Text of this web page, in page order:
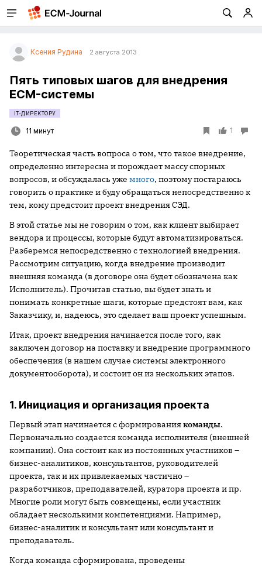
Ксения Рудина 2 августа 2013
Пять типовых шагов для внедрения
ECM-системы
IT-ДИРЕКТОРУ
11 минут 1
Теоретическая часть вопроса о том, что такое внедрение,
определенно интересна и порождает массу спорных
вопросов, и обсуждалась уже много, поэтому постараюсь
говорить о практике и буду обращаться непосредственно к
тем, кому предстоит проект внедрения СЭД.
В этой статье мы не говорим о том, как клиент выбирает
вендора и процессы, которые будут автоматизироваться.
Разберемся непосредственно с технологией внедрения.
Рассмотрим ситуацию, когда внедрение производит
внешняя команда (в договоре она будет обозначена как
Исполнитель). Прочитав статью, вы будет знать и
понимать конкретные шаги, которые предстоят вам, как
Заказчику, и, надеюсь, это сделает ваш проект успешным.
Итак, проект внедрения начинается после того, как
заключен договор на поставку и внедрение программного
обеспечения (в нашем случае системы электронного
документооборота), и состоит он из нескольких этапов.
1. Инициация и организация проекта
Первый этап начинается с формированиякоманды.
Первоначально создается команда исполнителя (внешней
компании). Она состоит как из постоянных участников –
бизнес-аналитиков, консультантов, руководителей
проекта, так и их привлекаемых частично –
разработчиков, преподавателей, куратора проекта и пр.
Многие роли могут быть совмещены, если участник
обладает несколькими компетенциями. Например,
бизнес-аналитик и консультант или консультант и
преподаватель.
Когда команда сформирована, проведены